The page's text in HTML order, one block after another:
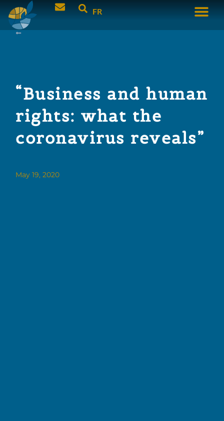
FR
“Business and human
rights: what the
coronavirus reveals”
May 19, 2020